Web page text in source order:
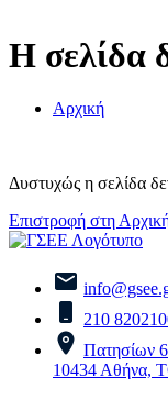
Η σελίδα
Αρχική
Δυστυχώς η σελίδα
Επιστροφή στη
210
Πατησίων
10434 Αθήνα,